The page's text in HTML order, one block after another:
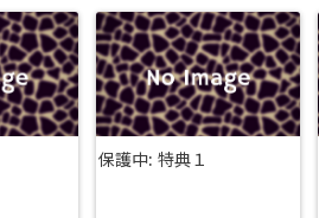
保護中: 特典１